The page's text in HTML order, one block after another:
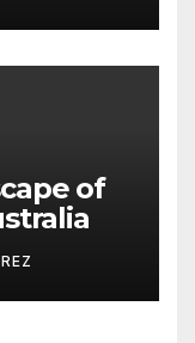
of